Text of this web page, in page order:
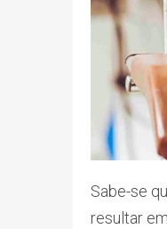
Sabe-se
resultar